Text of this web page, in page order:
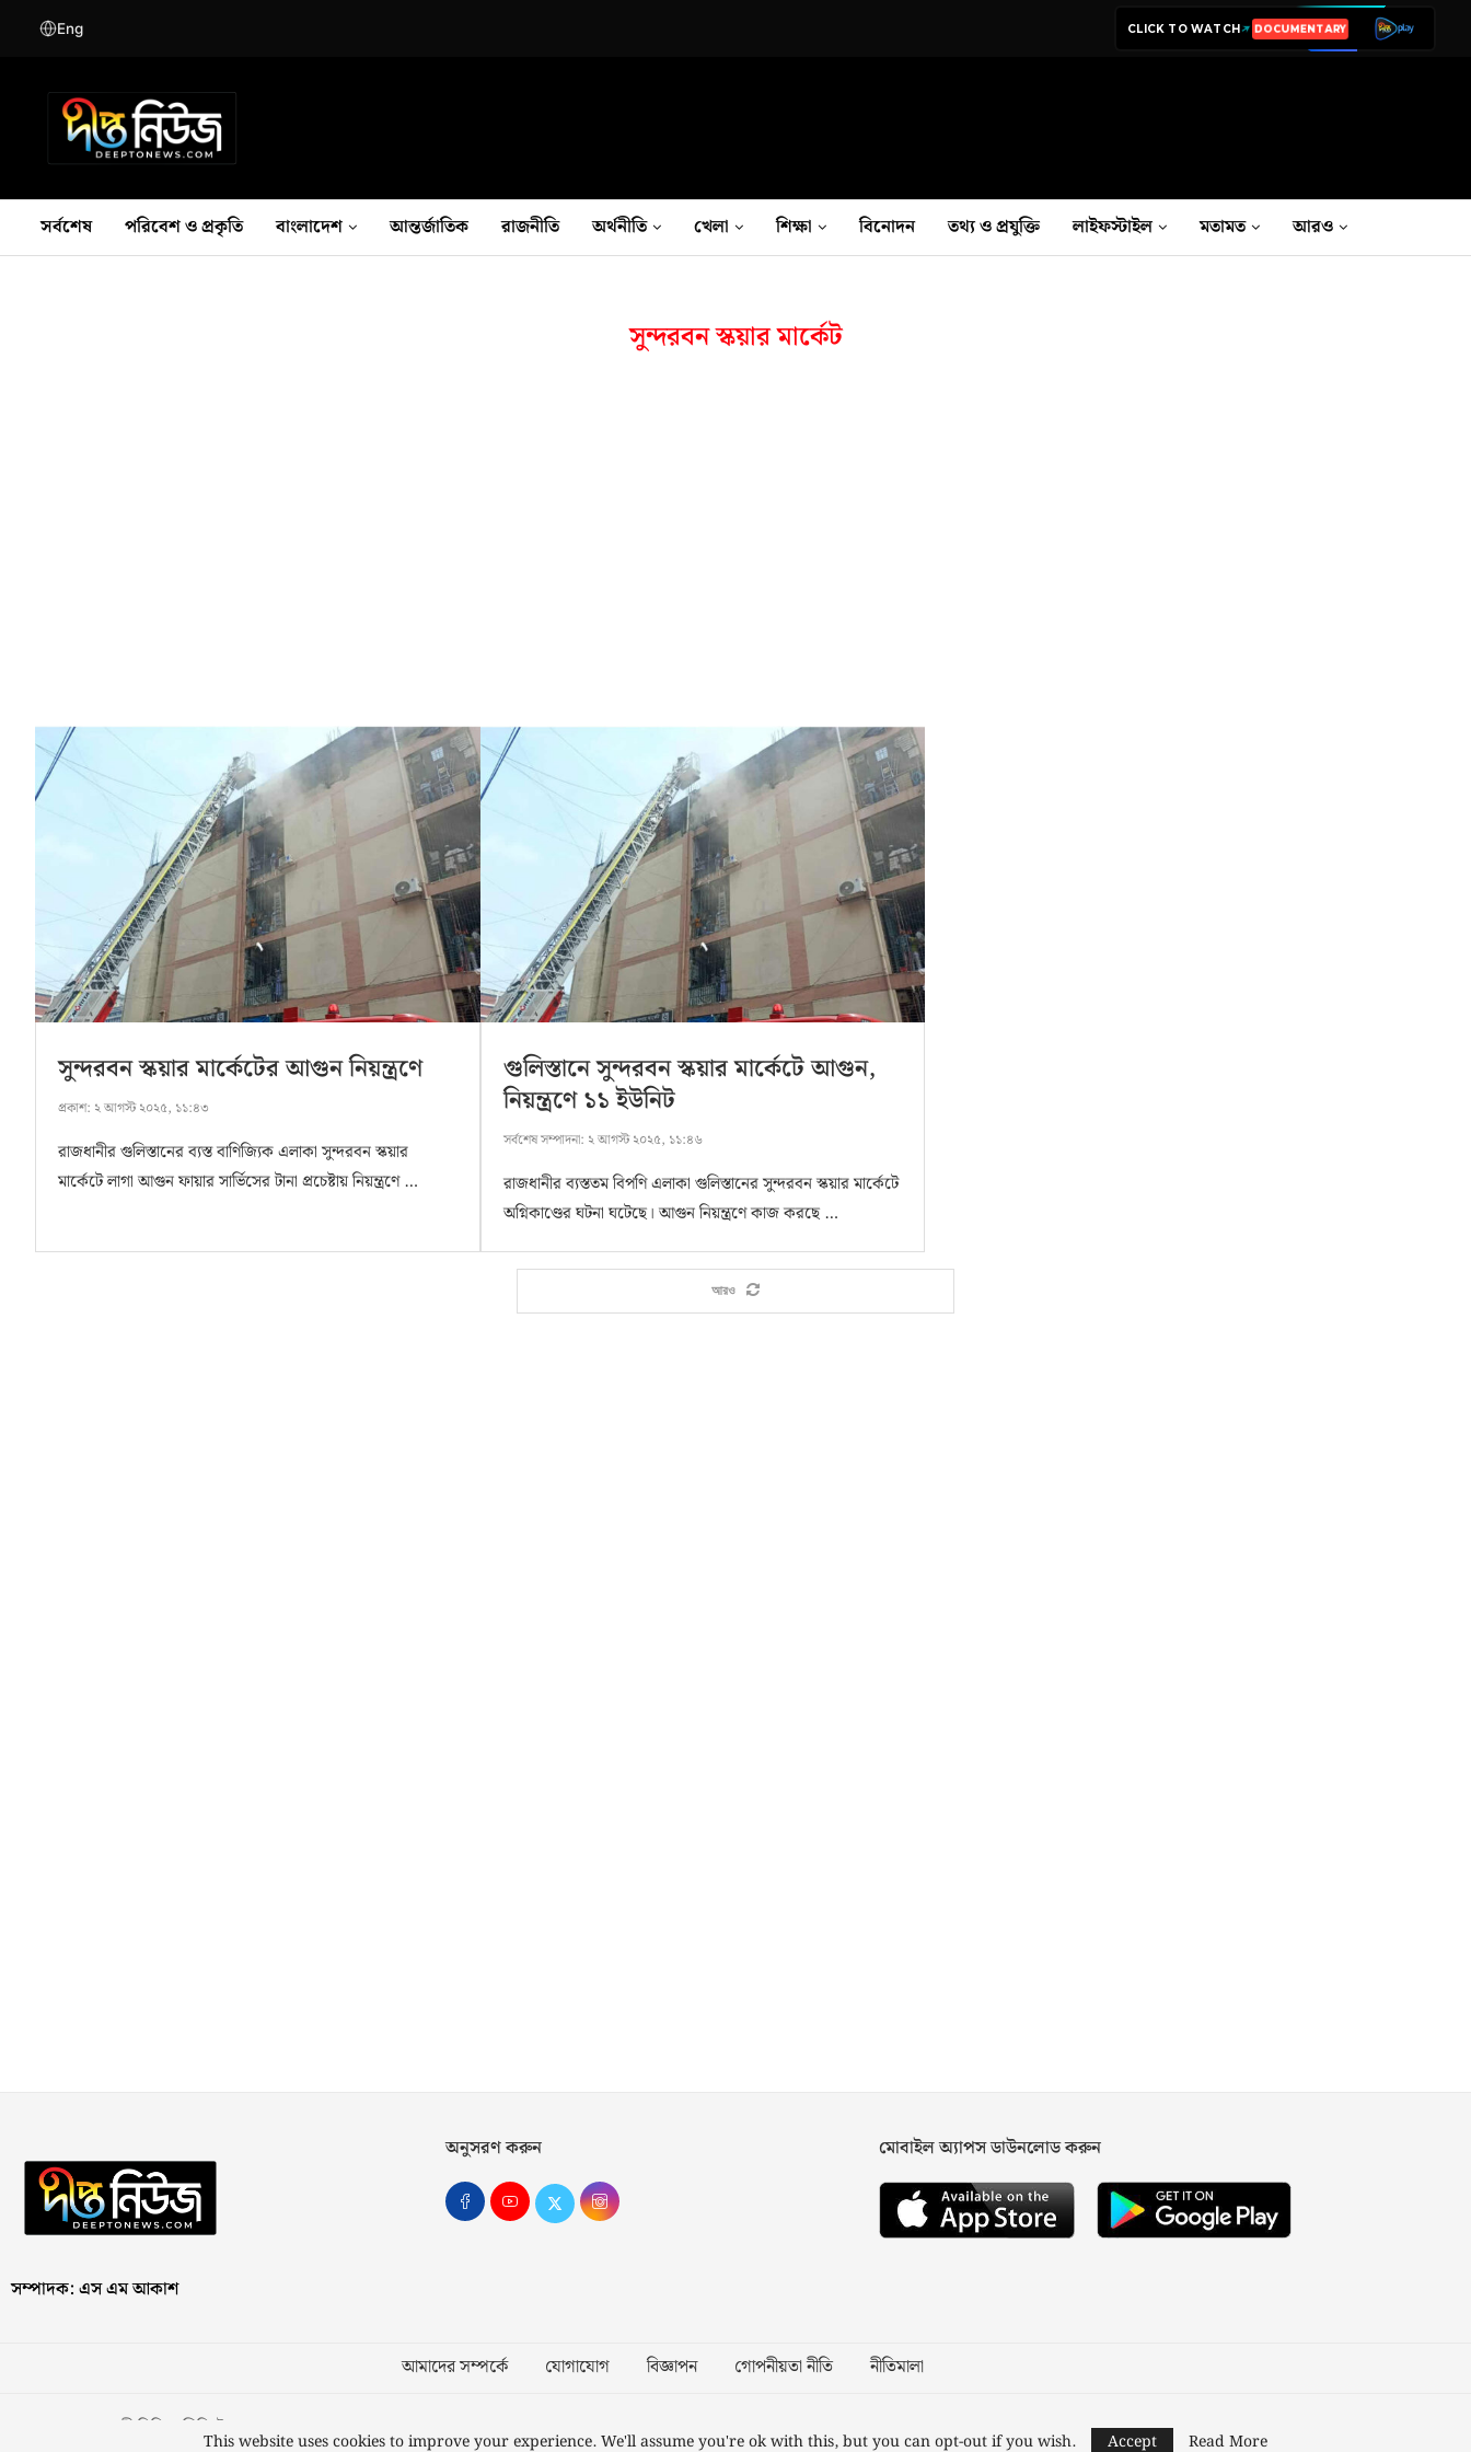
Eng CLICK TO WATCH LIVE TV
সর্বশেষ পরিবেশ ও প্রকৃতি বাংলাদেশ আন্তর্জাতিক রাজনীতি অর্থনীতি খেলা শিক্ষা বিনোদন তথ‍্য ও প্রযুক্তি লাইফস্টাইল মতামত আরও
সুন্দরবন স্কয়ার মার্কেট
সুন্দরবন স্কয়ার মার্কেটের আগুন নিয়ন্ত্রণে
প্রকাশ: ২ আগস্ট ২০২৫, ১১:৪৩
রাজধানীর গুলিস্তানের ব্যস্ত বাণিজ্যিক এলাকা সুন্দরবন স্কয়ার
মার্কেটে লাগা আগুন ফায়ার সার্ভিসের টানা প্রচেষ্টায় নিয়ন্ত্রণে …
গুলিস্তানে সুন্দরবন স্কয়ার মার্কেটে আগুন,
নিয়ন্ত্রণে ১১ ইউনিট
সর্বশেষ সম্পাদনা: ২ আগস্ট ২০২৫, ১১:৪৬
রাজধানীর ব্যস্ততম বিপণি এলাকা গুলিস্তানের সুন্দরবন স্কয়ার মার্কেটে
অগ্নিকাণ্ডের ঘটনা ঘটেছে। আগুন নিয়ন্ত্রণে কাজ করছে …
আরও
সম্পাদক: এস এম আকাশ
অনুসরণ করুন মোবাইল অ্যাপস ডাউনলোড করুন
আমাদের সম্পর্কে যোগাযোগ বিজ্ঞাপন গোপনীয়তা নীতি নীতিমালা
স্বত্ব © ২০২৩ কাজী মিডিয়া লিমিটেড Designed and Developed byNusratech Pte Ltd.
This website uses cookies to improve your experience. We'll assume you're ok with this, but you can opt-out if you wish. Accept Read More